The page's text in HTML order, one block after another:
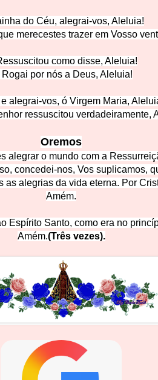
do Céu, alegrai-vos, Aleluia!
merecestes trazer em Vosso
como disse, A leluia!
Rogai por nós a Deus, Aleluia!
alegrai-vos, ó Virgem Maria,
ressuscitou verdadeiramente,
Oremos
alegrar o mundo com a
concedei-nos, Vos suplicamos,
as alegrias da vida eterna. Por
Amém.
Espírito Santo, como era no
Amém.(Três vezes).